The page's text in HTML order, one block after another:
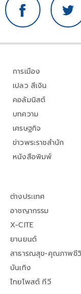
การเมือง
เปลว สีเงิน
คอลัมนิสต์
บทความ
เศรษฐกิจ
ข่าวพระราชสำนัก
หนังสือพิมพ์
ต่างประเทศ
อาชญากรรม
X-CITE
ยานยนต์
สาธารณสุข-คุณภาพชี
บันเทิง
ไทยโพสต์ ทีวี